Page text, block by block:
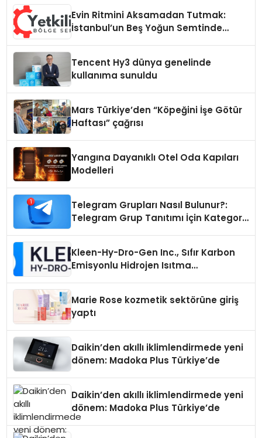
Evin Ritmini Aksamadan Tutmak:
İstanbul’un Beş Yoğun Semtinde
Tencent Hy3 dünya genelinde
kullanıma sunuldu
Mars Türkiye’den “Köpeğini İşe Götür
Haftası” çağrısı
Yangına Dayanıklı Otel Oda Kapıları
Modelleri
Telegram Grupları Nasıl Bulunur?:
Telegram Grup Tanıtımı İçin Kategori
Kleen-Hy-Dro-Gen Inc., Sıfır Karbon
Emisyonlu Hidrojen Isıtma
Marie Rose kozmetik sektörüne giriş
yaptı
Daikin’den akıllı iklimlendirmede yeni
dönem: Madoka Plus Türkiye’de
Daikin’den akıllı iklimlendirmede yeni
dönem: Madoka Plus Türkiye’de